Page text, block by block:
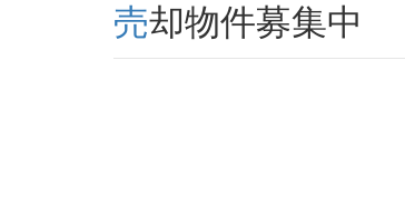
売却物件募集中